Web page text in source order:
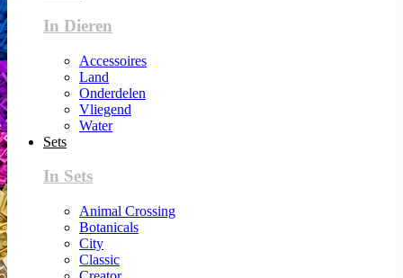
In Dieren
Accessoires
Land
Onderdelen
Vliegend
Water
Sets
In Sets
Animal Crossing
Botanicals
City
Classic